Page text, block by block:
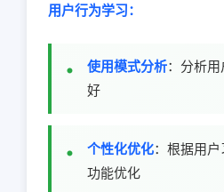
用户行为学习：
使用模式分析：分析
好
个性化优化：根据用
功能优化